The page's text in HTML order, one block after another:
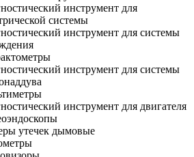
инструмент для
системы
инструмент для системы
инструмент для системы
инструмент для двигателя
утечек дымовые